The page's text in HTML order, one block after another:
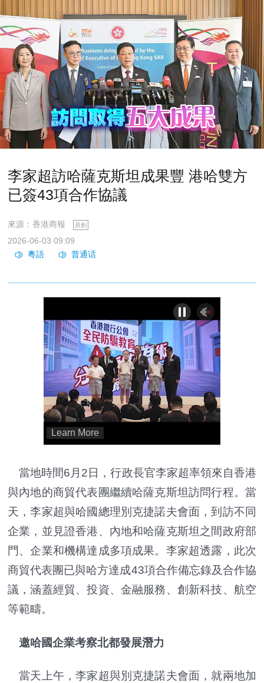
李家超訪哈薩克斯坦成果豐 港哈雙方
已簽43項合作協議
來源：香港商報 原創
2026-06-03 09:09
當地時間6月2日，行政長官李家超率領來自香港
與內地的商貿代表團繼續哈薩克斯坦訪問行程。當
天，李家超與哈國總理別克捷諾夫會面，到訪不同
企業，並見證香港、內地和哈薩克斯坦之間政府部
門、企業和機構達成多項成果。李家超透露，此次
商貿代表團已與哈方達成43項合作備忘錄及合作協
議，涵蓋經貿、投資、金融服務、創新科技、航空
等範疇。
邀哈國企業考察北都發展潛力
當天上午，李家超與別克捷諾夫會面，就兩地加